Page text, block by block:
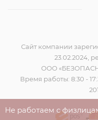
Сайт компании
23.02.2024,
ООО
Время работы: 8:30 -
Не работаем с